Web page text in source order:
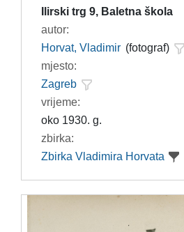
Ilirski trg 9, Baletna škola
autor:
Horvat, Vladimir (fotograf)
mjesto:
Zagreb
vrijeme:
oko 1930. g.
zbirka:
Zbirka Vladimira Horvata